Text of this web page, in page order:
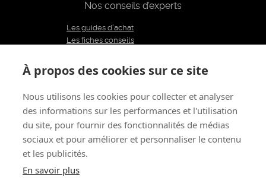
Nos conseils d’experts
Les guides d'achat
Les fiches conseils
Le blog
Restons connectés
À propos des cookies sur ce site
Nous utilisons les cookies pour collecter et analyser
des informations sur les performances et l'utilisation
du site, pour fournir des fonctionnalités de médias
sociaux et pour améliorer et personnaliser le contenu
et les publicités.
En savoir plus